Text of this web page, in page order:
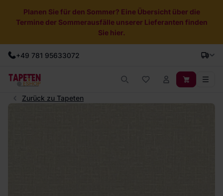
Planen Sie für den Sommer? Eine Übersicht über die
Termine der Sommerausfälle unserer Lieferanten finden
Sie hier.
+49 781 95633072
Zurück zu Tapeten